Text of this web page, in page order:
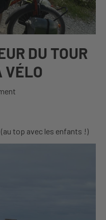
DU TOUR
VÉLO
(au top avec les enfants !)